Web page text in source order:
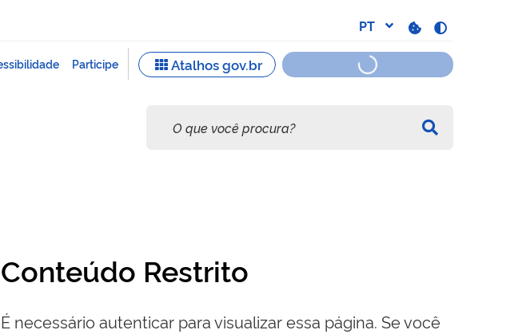
Conteúdo Restrito
É necessário autenticar para visualizar essa página. Se você